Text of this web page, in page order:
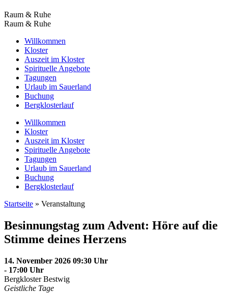
Raum & Ruhe
Raum & Ruhe
Willkommen
Kloster
Auszeit im Kloster
Spirituelle Angebote
Tagungen
Urlaub im Sauerland
Buchung
Bergklosterlauf
Willkommen
Kloster
Auszeit im Kloster
Spirituelle Angebote
Tagungen
Urlaub im Sauerland
Buchung
Bergklosterlauf
Startseite » Veranstaltung
Besinnungstag zum Advent: Höre auf die
Stimme deines Herzens
14. November 2026 09:30 Uhr
- 17:00 Uhr
Bergkloster Bestwig
Geistliche Tage